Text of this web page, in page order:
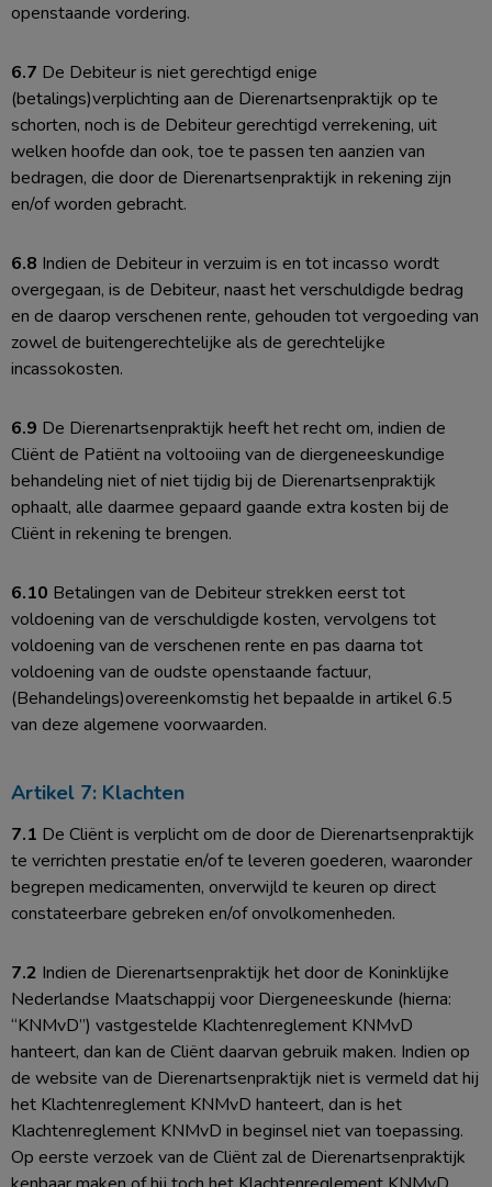
openstaande vordering.
6.7 De Debiteur is niet gerechtigd enige
(betalings)verplichting aan de Dierenartsenpraktijk op te
schorten, noch is de Debiteur gerechtigd verrekening, uit
welken hoofde dan ook, toe te passen ten aanzien van
bedragen, die door de Dierenartsenpraktijk in rekening zijn
en/of worden gebracht.
6.8 Indien de Debiteur in verzuim is en tot incasso wordt
overgegaan, is de Debiteur, naast het verschuldigde bedrag
en de daarop verschenen rente, gehouden tot vergoeding van
zowel de buitengerechtelijke als de gerechtelijke
incassokosten.
6.9 De Dierenartsenpraktijk heeft het recht om, indien de
Cliënt de Patiënt na voltooiing van de diergeneeskundige
behandeling niet of niet tijdig bij de Dierenartsenpraktijk
ophaalt, alle daarmee gepaard gaande extra kosten bij de
Cliënt in rekening te brengen.
6.10 Betalingen van de Debiteur strekken eerst tot
voldoening van de verschuldigde kosten, vervolgens tot
voldoening van de verschenen rente en pas daarna tot
voldoening van de oudste openstaande factuur,
(Behandelings)overeenkomstig het bepaalde in artikel 6.5
van deze algemene voorwaarden.
Artikel 7: Klachten
7.1 De Cliënt is verplicht om de door de Dierenartsenpraktijk
te verrichten prestatie en/of te leveren goederen, waaronder
begrepen medicamenten, onverwijld te keuren op direct
constateerbare gebreken en/of onvolkomenheden.
7.2 Indien de Dierenartsenpraktijk het door de Koninklijke
Nederlandse Maatschappij voor Diergeneeskunde (hierna:
“KNMvD”) vastgestelde Klachtenreglement KNMvD
hanteert, dan kan de Cliënt daarvan gebruik maken. Indien op
de website van de Dierenartsenpraktijk niet is vermeld dat hij
het Klachtenreglement KNMvD hanteert, dan is het
Klachtenreglement KNMvD in beginsel niet van toepassing.
Op eerste verzoek van de Cliënt zal de Dierenartsenpraktijk